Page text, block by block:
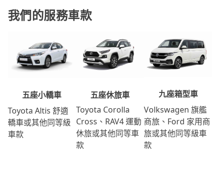
我們的服務車款
五座小轎車
Toyota Altis 舒適
轎車或其他同等級
車款
五座休旅車
Toyota Corolla
Cross、RAV4 運動
休旅或其他同等車
款
九座箱型車
Volkswagen 旗艦
商旅、Ford 家用商
旅或其他同等級車
款